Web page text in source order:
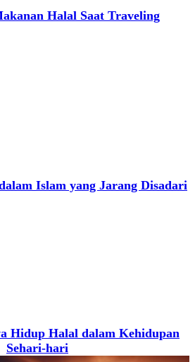
Halal Saat Traveling
Islam yang Jarang Disadari
Hidup Halal dalam Kehidupan
Sehari-hari